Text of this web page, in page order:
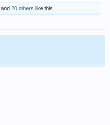
and 20 others like this.